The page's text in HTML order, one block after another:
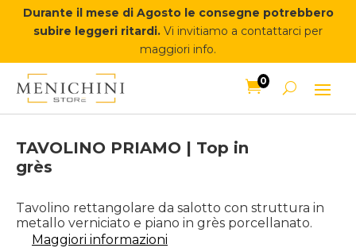
Durante il mese di Agosto le consegne potrebbero
subire leggeri ritardi. Vi invitiamo a contattarci per
maggiori info.
0
TAVOLINO PRIAMO | Top in
grès
Tavolino rettangolare da salotto con struttura in
metallo verniciato e piano in grès porcellanato.
Maggiori informazioni